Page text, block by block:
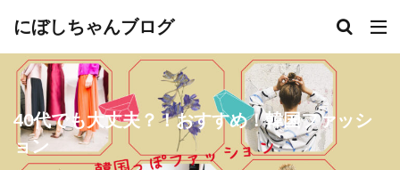
にぼしちゃんブログ
40代でも大丈夫？！おすすめ！韓国ファッシ
ョン